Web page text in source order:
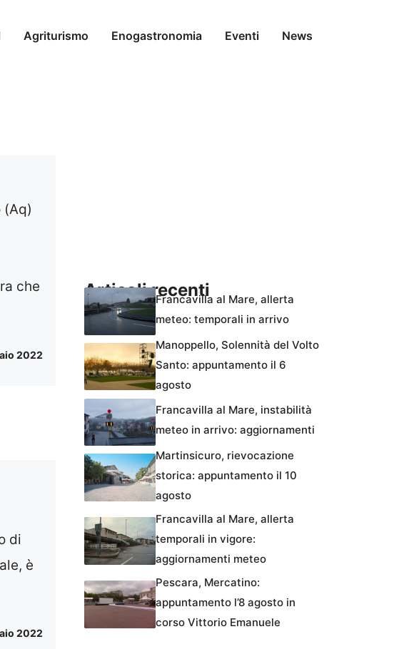
Agriturismo Enogastronomia Eventi News
(Aq)
che
2022
di
è
2022
Articoli recentiFrancavilla al Mare, allerta
meteo: temporali in arrivo
Manoppello, Solennità del Volto
Santo: appuntamento il 6
agosto
Francavilla al Mare, instabilità
meteo in arrivo: aggiornamenti
Martinsicuro, rievocazione
storica: appuntamento il 10
agosto
Francavilla al Mare, allerta
temporali in vigore:
aggiornamenti meteo
Pescara, Mercatino:
appuntamento l’8 agosto in
corso Vittorio Emanuele